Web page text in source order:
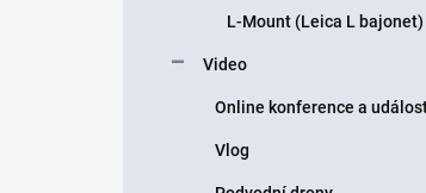
L-Mount (Leica L bajonet)
Video
Online konference a
Vlog